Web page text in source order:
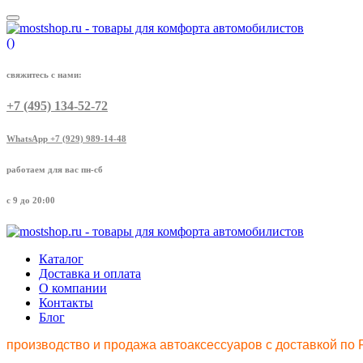
()
свяжитесь с нами:
+7 (495) 134-52-72
WhatsApp +7 (929) 989-14-48
работаем для вас пн-сб
с 9 до 20:00
Каталог
Доставка и оплата
О компании
Контакты
Блог
производство и продажа автоаксессуаров с доставкой по